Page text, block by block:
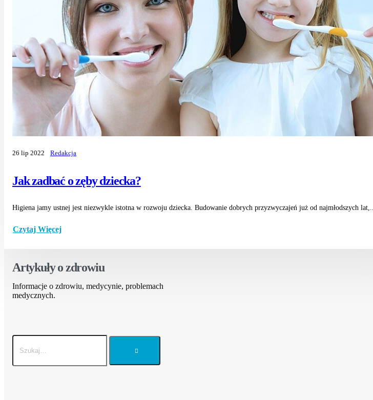
Jak zadbać o zęby dziecka?
26 lip 2022 Redakcja
Higiena jamy ustnej jest niezwykle istotna w rozwoju dziecka. Budowanie dobrych przyzwyczajeń już od najmłodszych lat,...
Czytaj Więcej
Artykuły o zdrowiu
Informacje o zdrowiu, medycynie, problemach
medycznych.